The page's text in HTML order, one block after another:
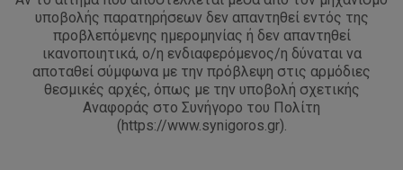
υποβολής παρατηρήσεων δεν απαντηθεί εντός της
προβλεπόμενης ημερομηνίας ή δεν απαντηθεί
ικανοποιητικά, ο/η ενδιαφερόμενος/η δύναται να
αποταθεί σύμφωνα με την πρόβλεψη στις αρμόδιες
θεσμικές αρχές, όπως με την υποβολή σχετικής
Αναφοράς στο Συνήγορο του Πολίτη
(https://www.synigoros.gr).